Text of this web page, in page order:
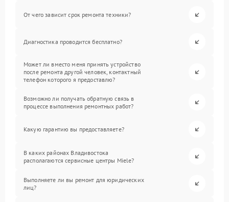
От чего зависит срок ремонта техники?
Диагностика проводится бесплатно?
Может ли вместо меня принять устройство
после ремонта другой человек, контактный
телефон которого я предоставлю?
Возможно ли получать обратную связь в
процессе выполнения ремонтных работ?
Какую гарантию вы предоставляете?
В каких районах Владивостока
располагаются сервисные центры Miele?
Выполняете ли вы ремонт для юридических
лиц?